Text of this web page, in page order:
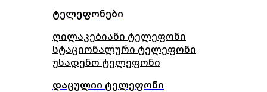
ტელეფონები
ღილაკებიანი ტელეფონი
სტაციონალური ტელეფონი
უსადენო ტელეფონი
დაცულიი ტელეფონი